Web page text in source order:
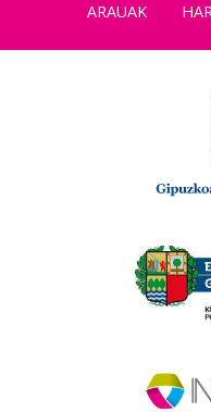
ARAUAK